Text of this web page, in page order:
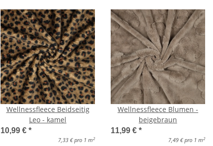
Wellnessfleece Beidseitig
Leo - kamel
10,99 € *
7,33 € pro 1 m2
Wellnessfleece Blumen -
beigebraun
11,99 € *
7,49 € pro 1 m2